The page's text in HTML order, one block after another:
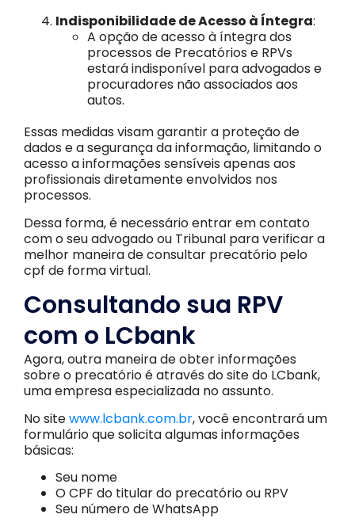
Indisponibilidade de Acesso à Íntegra:
A opção de acesso à íntegra dos
processos de Precatórios e RPVs
estará indisponível para advogados e
procuradores não associados aos
autos.
Essas medidas visam garantir a proteção de
dados e a segurança da informação, limitando o
acesso a informações sensíveis apenas aos
profissionais diretamente envolvidos nos
processos.
Dessa forma, é necessário entrar em contato
com o seu advogado ou Tribunal para verificar a
melhor maneira de consultar precatório pelo
cpf de forma virtual.
Consultando sua RPV
com o LCbank
Agora, outra maneira de obter informações
sobre o precatório é através do site do LCbank,
uma empresa especializada no assunto.
No sitewww.lcbank.com.br, você encontrará um
formulário que solicita algumas informações
básicas:
Seu nome
O CPF do titular do precatório ou RPV
Seu número de WhatsApp